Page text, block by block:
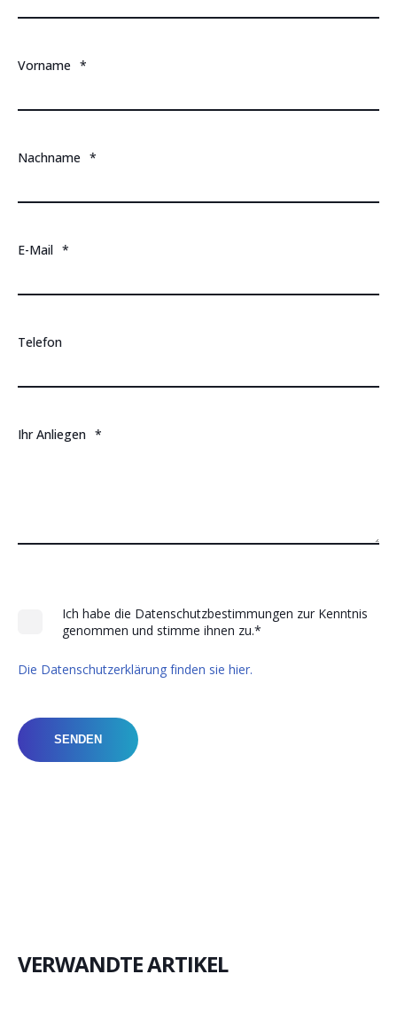
Vorname *
Nachname *
E-Mail *
Telefon
Ihr Anliegen *
Ich habe die Datenschutzbestimmungen zur Kenntnis
genommen und stimme ihnen zu.*
Die Datenschutzerklärung finden sie hier.
VERWANDTE ARTIKEL